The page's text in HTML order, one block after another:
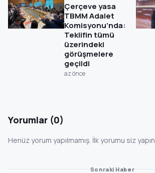
Çerçeve yasa
TBMM Adalet
Komisyonu’nda:
Teklifin tümü
üzerindeki
görüşmelere
geçildi
az önce
Yorumlar (0)
Henüz yorum yapılmamış. İlk yorumu siz yapın.
Sonraki Haber